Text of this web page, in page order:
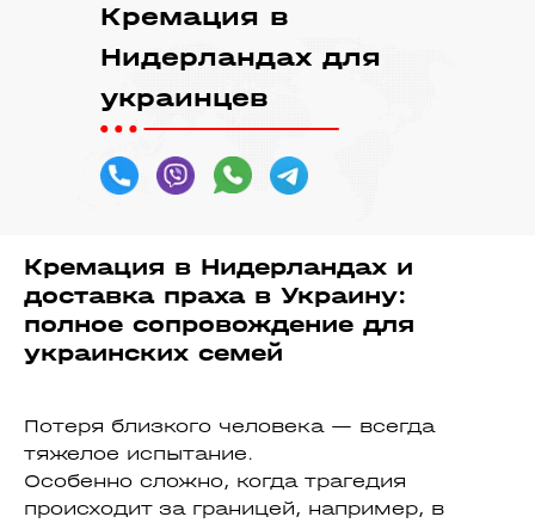
Кремация в
Нидерландах для
украинцев
Кремация в Нидерландах и
доставка праха в Украину:
полное сопровождение для
украинских семей
Потеря близкого человека — всегда
тяжелое испытание.
Особенно сложно, когда трагедия
происходит за границей, например, в